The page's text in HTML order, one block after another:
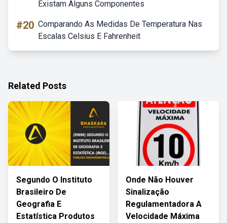
Existam Alguns Componentes
#20 Comparando As Medidas De Temperatura Nas
Escalas Celsius E Fahrenheit
Related Posts
Segundo O Instituto
Brasileiro De
Geografia E
Estatística Produtos
Onde Não Houver
Sinalização
Regulamentadora A
Velocidade Máxima